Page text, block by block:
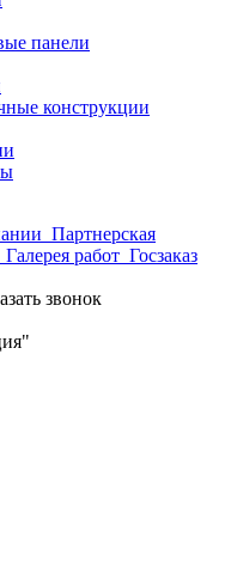
панели
конструкции
Партнерская
Галерея работ Госзаказ
звонок